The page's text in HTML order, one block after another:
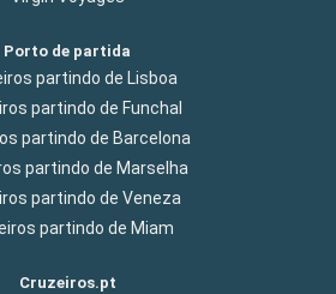
Porto de partida
partindo de Lisboa
partindo de Funchal
partindo de Barcelona
partindo de Marselha
partindo de Veneza
partindo de Miam
Cruzeiros.pt